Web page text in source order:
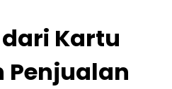
Kartu
Penjualan